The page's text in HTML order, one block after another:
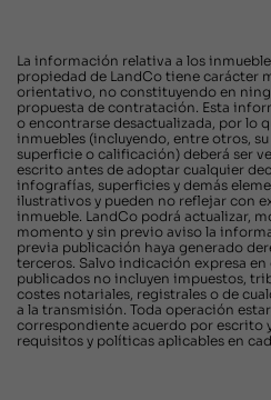
La información relativa a los
propiedad de LandCo tiene carácter
orientativo, no constituyendo en
propuesta de contratación. Esta
o encontrarse desactualizada, por lo
inmuebles (incluyendo, entre otros,
superficie o calificación) deberá ser
escrito antes de adoptar cualquier
infografías, superficies y demás
ilustrativos y pueden no reflejar con
inmueble. LandCo podrá actualizar,
momento y sin previo aviso la
previa publicación haya generado
terceros. Salvo indicación expresa
publicados no incluyen impuestos,
costes notariales, registrales o de
a la transmisión. Toda operación
correspondiente acuerdo por escrito
requisitos y políticas aplicables en